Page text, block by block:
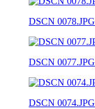
DSCN 0078.JPG
DSCN 0077.JPG
DSCN 0074.JPG